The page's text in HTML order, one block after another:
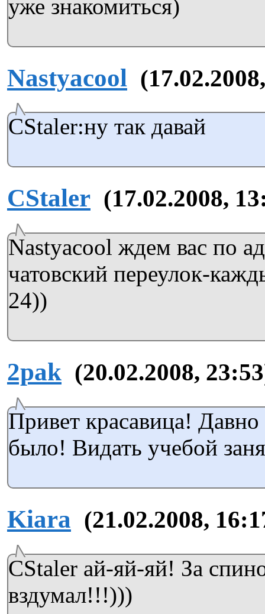
уже знакомиться)
Nastyacool
CStaler:ну так давай
CStaler (17.02.2008,
Nastyacool ждем вас по
чатовский переулок-
24))
2pak (20.02.2008,
Привет красавица! Давно
было! Видать учебой
Kiara (21.02.2008,
CStaler ай-яй-яй! За
вздумал!!!)))